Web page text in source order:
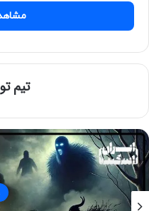
ترس از دلقک، یک اختلال
دلقک‌ها یا حتی تصاویر آن‌ها،
می‌شوند. این ترس معمولا
تهوع همراه خواهد بود. افراد
تیم